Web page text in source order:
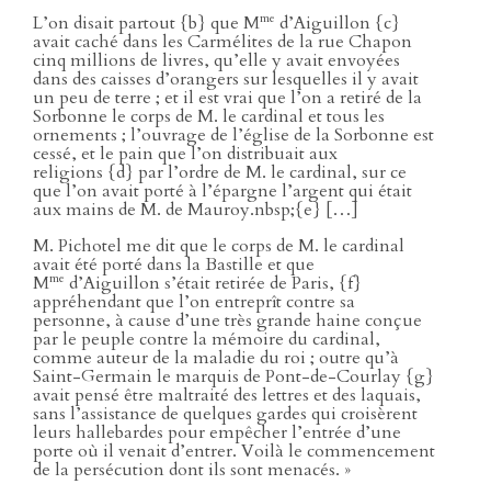
L’on disait partout {b} que Mme d’Aiguillon {c}
avait caché dans les Carmélites de la rue Chapon
cinq millions de livres, qu’elle y avait envoyées
dans des caisses d’orangers sur lesquelles il y avait
un peu de terre ; et il est vrai que l’on a retiré de la
Sorbonne le corps de M. le cardinal et tous les
ornements ; l’ouvrage de l’église de la Sorbonne est
cessé, et le pain que l’on distribuait aux
religions {d} par l’ordre de M. le cardinal, sur ce
que l’on avait porté à l’épargne l’argent qui était
aux mains de M. de Mauroy.nbsp;{e} […]
M. Pichotel me dit que le corps de M. le cardinal
avait été porté dans la Bastille et que
Mme d’Aiguillon s’était retirée de Paris, {f}
appréhendant que l’on entreprît contre sa
personne, à cause d’une très grande haine conçue
par le peuple contre la mémoire du cardinal,
comme auteur de la maladie du roi ; outre qu’à
Saint-Germain le marquis de Pont-de-Courlay {g}
avait pensé être maltraité des lettres et des laquais,
sans l’assistance de quelques gardes qui croisèrent
leurs hallebardes pour empêcher l’entrée d’une
porte où il venait d’entrer. Voilà le commencement
de la persécution dont ils sont menacés. »